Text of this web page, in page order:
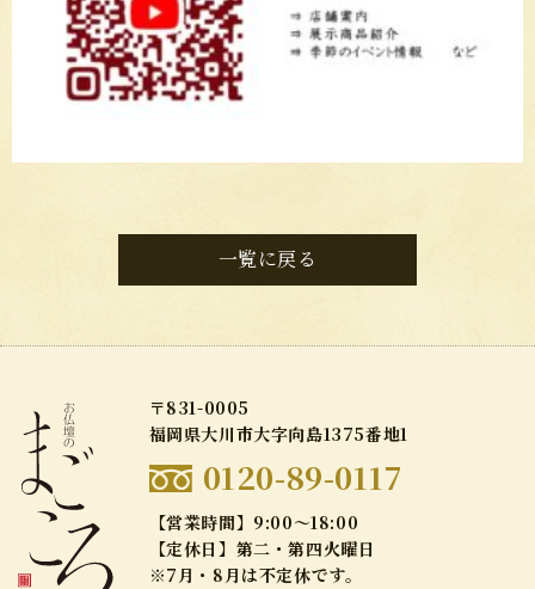
一覧に戻る
〒831-0005
福岡県大川市大字向島1375番地1
0120-89-0117
【営業時間】9:00～18:00
【定休日】第二・第四火曜日
※7月・8月は不定休です。